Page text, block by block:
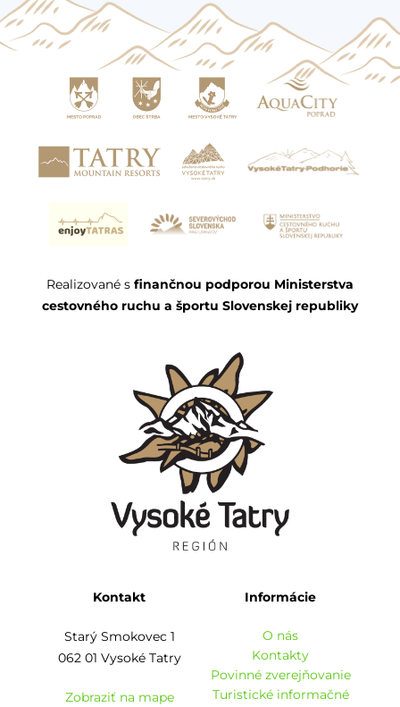
Realizované s finančnou podporou Ministerstva
cestovného ruchu a športu Slovenskej republiky
Kontakt
Starý Smokovec 1
062 01 Vysoké Tatry
Zobraziť na mape
Informácie
O nás
Kontakty
Povinné zverejňovanie
Turistické informačné